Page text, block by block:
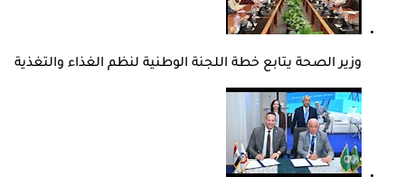
وزير الصحة يتابع خطة اللجنة الوطنية لنظم الغذاء والتغذية